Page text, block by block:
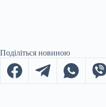
Поділіться новиною